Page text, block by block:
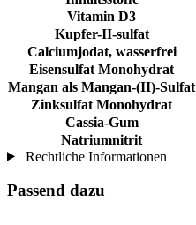
Vitamin D3
Kupfer-II-sulfat
Calciumjodat, wasserfrei
Eisensulfat Monohydrat
Mangan als Mangan-(II)-Sulfat
Zinksulfat Monohydrat
Cassia-Gum
Natriumnitrit
Rechtliche Informationen
Passend dazu